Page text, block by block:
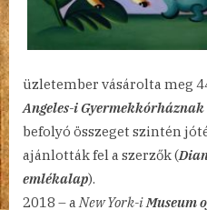
üzletember vásárolta meg
Angeles-i Gyermekkórháznak
befolyó összeget szintén
ajánlották fel a szerzők (
emlékalap).
2018 – aNew York-iMuseum